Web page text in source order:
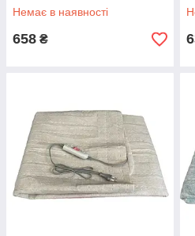
Немає в наявності
658 ₴